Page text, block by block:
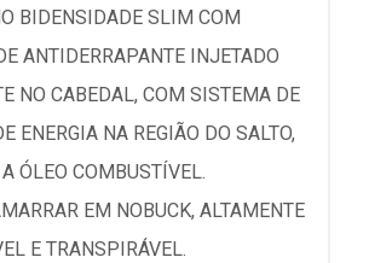
BIDENSIDADE SLIM COM
ANTIDERRAPANTE INJETADO
NO CABEDAL, COM SISTEMA DE
ENERGIA NA REGIÃO DO SALTO,
ÓLEO COMBUSTÍVEL.
EM NOBUCK, ALTAMENTE
E TRANSPIRÁVEL.